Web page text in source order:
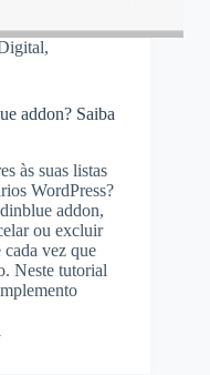
,
addon? Saiba
às suas listas
WordPress?
addon,
ou excluir
vez que
Neste tutorial